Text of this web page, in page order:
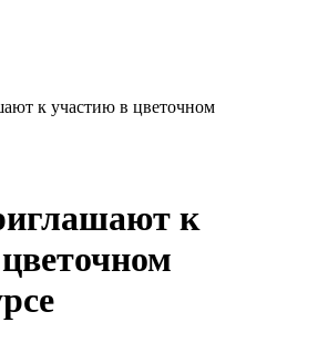
к участию в цветочном
к